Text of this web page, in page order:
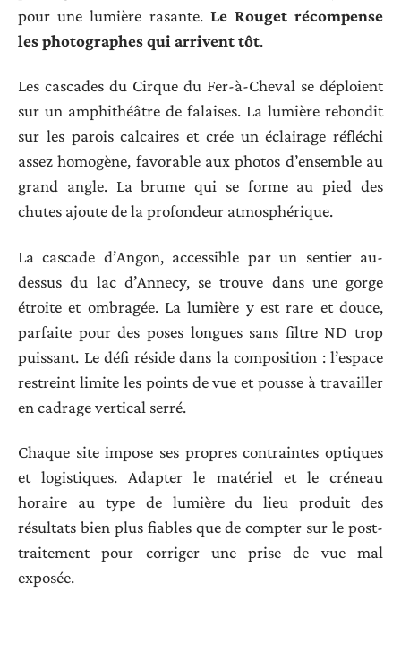
pour une lumière rasante. Le Rouget récompense
les photographes qui arrivent tôt.
Les cascades du Cirque du Fer-à-Cheval se déploient
sur un amphithéâtre de falaises. La lumière rebondit
sur les parois calcaires et crée un éclairage réfléchi
assez homogène, favorable aux photos d’ensemble au
grand angle. La brume qui se forme au pied des
chutes ajoute de la profondeur atmosphérique.
La cascade d’Angon, accessible par un sentier au-
dessus du lac d’Annecy, se trouve dans une gorge
étroite et ombragée. La lumière y est rare et douce,
parfaite pour des poses longues sans filtre ND trop
puissant. Le défi réside dans la composition : l’espace
restreint limite les points de vue et pousse à travailler
en cadrage vertical serré.
Chaque site impose ses propres contraintes optiques
et logistiques. Adapter le matériel et le créneau
horaire au type de lumière du lieu produit des
résultats bien plus fiables que de compter sur le post-
traitement pour corriger une prise de vue mal
exposée.